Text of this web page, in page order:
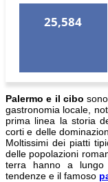
25,584
Palermo e il cibo
gastronomia locale,
prima linea la storia
corti e delle
Moltissimi dei piatti
delle popolazioni
terra hanno a lungo
tendenze e il famoso